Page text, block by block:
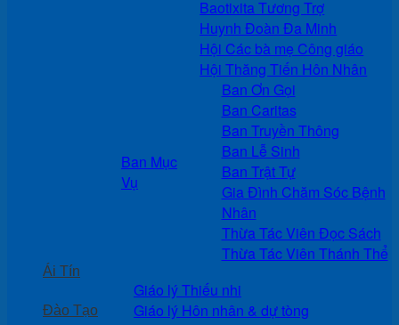
Baotixita Tương Trợ
Huynh Đoàn Đa Minh
Hội Các bà mẹ Công giáo
Hội Thăng Tiến Hôn Nhân
Ban Mục
Vụ
Ban Ơn Gọi
Ban Caritas
Ban Truyền Thông
Ban Lễ Sinh
Ban Trật Tự
Gia Đình Chăm Sóc Bệnh
Nhân
Thừa Tác Viên Đọc Sách
Thừa Tác Viên Thánh Thể
Ái Tín
Đào Tạo
Giáo lý Thiếu nhi
Giáo lý Hôn nhân & dự tòng